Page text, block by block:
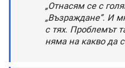
„Отнасям се с
„Възраждане”. И
с тях. Проблемът
няма на какво да